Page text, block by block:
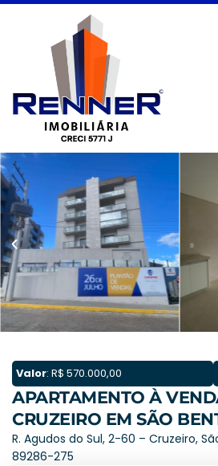
Valor: R$ 570.000,00
APARTAMENTO À
CRUZEIRO EM SÃO
R. Agudos do Sul, 2-60 – Cruzeiro,
89286-275